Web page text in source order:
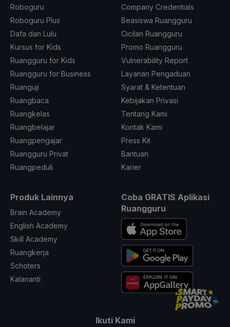
Roboguru
Roboguru Plus
Dafa dan Lulu
Kursus for Kids
Ruangguru for Kids
Ruangguru for Business
Ruanguji
Ruangbaca
Ruangkelas
Ruangbelajar
Ruangpengajar
Ruangguru Privat
Ruangpeduli
Company Credentials
Beasiswa Ruangguru
Cicilan Ruangguru
Promo Ruangguru
Vulnerability Report
Layanan Pengaduan
Syarat & Ketentuan
Kebijakan Privasi
Tentang Kami
Kontak Kami
Press Kit
Bantuan
Karier
Produk Lainnya
Brain Academy
English Academy
Skill Academy
Ruangkerja
Schoters
Kalananti
Coba GRATIS Aplikasi
Ruangguru
Ikuti Kami